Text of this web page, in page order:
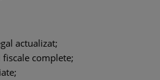
actualizat;
complete;